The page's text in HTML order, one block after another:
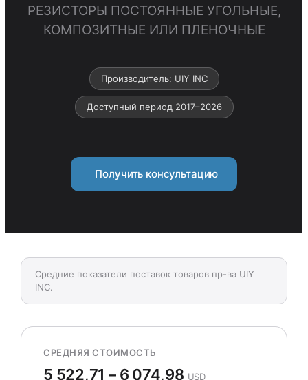
РЕЗИСТОРЫ ПОСТОЯННЫЕ УГОЛЬНЫЕ,
КОМПОЗИТНЫЕ ИЛИ ПЛЕНОЧНЫЕ
Производитель: UIY INC
Доступный период 2017–2026
Получить консультацию
Средние показатели поставок товаров пр-ва UIY
INC.
СРЕДНЯЯ СТОИМОСТЬ
5 522,71 – 6 074,98 USD